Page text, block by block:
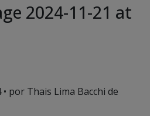
2024-11-21 at
• por Thais Lima Bacchi de